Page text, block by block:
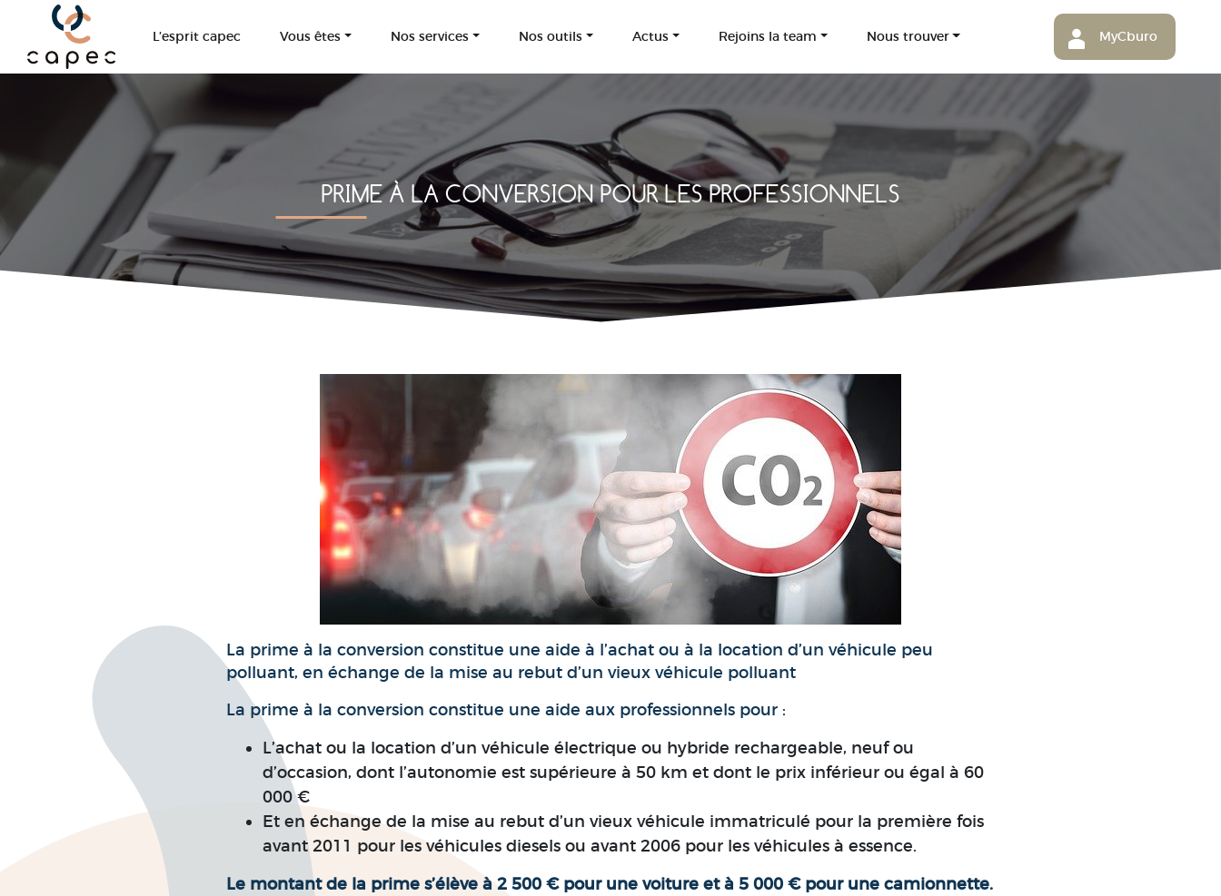
Panneau de gestion des cookies
L’esprit capec Vous êtes Nos services Nos outils Actus Rejoins la team Nous trouver MyCburo
PRIME À LA CONVERSION POUR LES PROFESSIONNELS
La prime à la conversion constitue une aide à l’achat ou à la location d’un véhicule peu
polluant, en échange de la mise au rebut d’un vieux véhicule polluant
La prime à la conversion constitue une aide aux professionnels pour :
L’achat ou la location d’un véhicule électrique ou hybride rechargeable, neuf ou
d’occasion, dont l’autonomie est supérieure à 50 km et dont le prix inférieur ou égal à 60
000 €
Et en échange de la mise au rebut d’un vieux véhicule immatriculé pour la première fois
avant 2011 pour les véhicules diesels ou avant 2006 pour les véhicules à essence.
Le montant de la prime s’élève à 2 500 € pour une voiture et à 5 000 € pour une camionnette.